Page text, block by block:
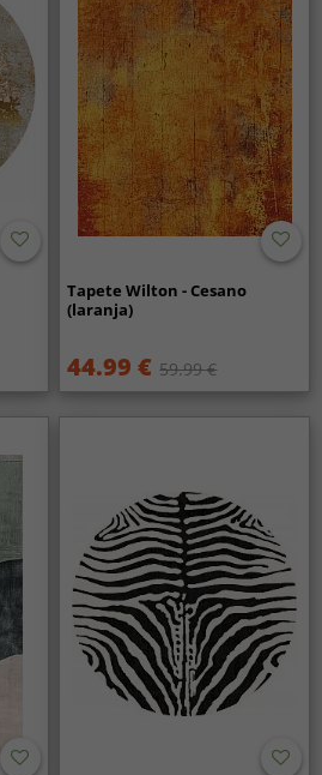
Tapete Wilton - Cesano
(laranja)
44.99 € 59.99 €